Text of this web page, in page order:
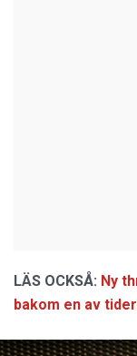
LÄS OCKSÅ: Ny
bakom en av